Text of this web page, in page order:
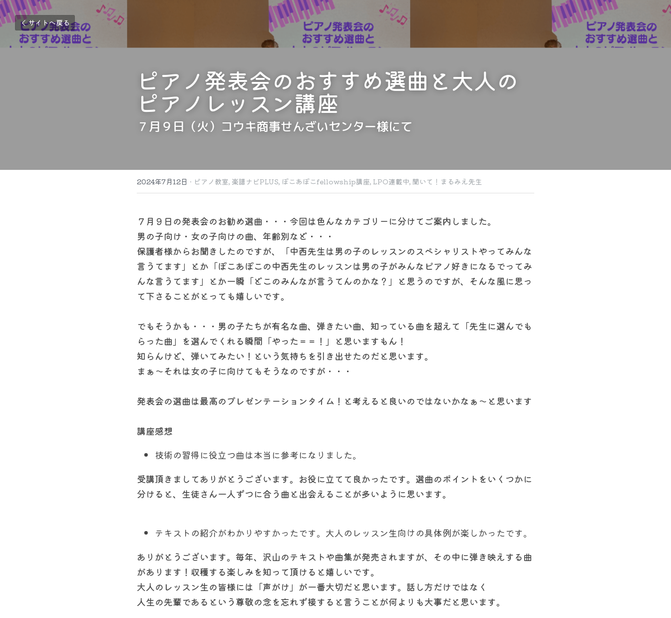
サイトへ戻る
ピアノ発表会のおすすめ選曲と大人の
ピアノレッスン講座
７月９日（火）コウキ商事せんざいセンター様にて
2024年7月12日 · ピアノ教室, 楽譜ナビPLUS, ぽこあぽこfellowship講座, LPO連載中, 聞いて！まるみえ先生
７月９日の発表会のお勧め選曲・・・今回は色んなカテゴリーに分けてご案内しました。
男の子向け・女の子向けの曲、年齢別など・・・
保護者様からお聞きしたのですが、「中西先生は男の子のレッスンのスペシャリストやってみんな
言うてます」とか「ぽこあぽこの中西先生のレッスンは男の子がみんなピアノ好きになるでってみ
んな言うてます」とか一瞬「どこのみんなが言うてんのかな？」と思うのですが、そんな風に思っ
て下さることがとっても嬉しいです。
でもそうかも・・・男の子たちが有名な曲、弾きたい曲、知っている曲を超えて「先生に選んでも
らった曲」を選んでくれる瞬間「やった＝＝！」と思いますもん！
知らんけど、弾いてみたい！という気持ちを引き出せたのだと思います。
まぁ〜それは女の子に向けてもそうなのですが・・・
発表会の選曲は最高のプレゼンテーションタイム！と考えると良いのではないかなぁ〜と思います
講座感想
技術の習得に役立つ曲は本当に参考になりました。
受講頂きましてありがとうございます。お役に立てて良かったです。選曲のポイントをいくつかに
分けると、生徒さん一人ずつに合う曲と出会えることが多いように思います。
テキストの紹介がわかりやすかったです。大人のレッスン生向けの具体例が楽しかったです。
ありがとうございます。毎年、沢山のテキストや曲集が発売されますが、その中に弾き映えする曲
があります！収穫する楽しみを知って頂けると嬉しいです。
大人のレッスン生の皆様には「声がけ」が一番大切だと思います。話し方だけではなく
人生の先輩であるという尊敬の念を忘れず接すると言うことが何よりも大事だと思います。